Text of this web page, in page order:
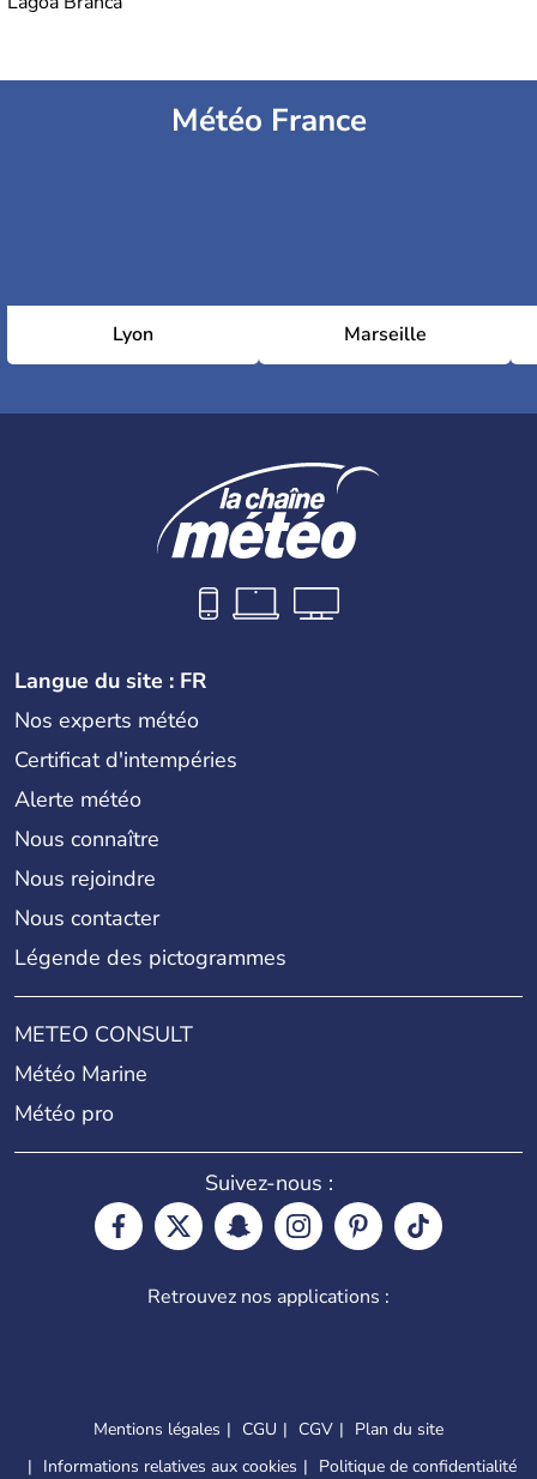
Météo France
Lyon Marseille
Langue du site : FR
Nos experts météo
Certificat d'intempéries
Alerte météo
Nous connaître
Nous rejoindre
Nous contacter
Légende des pictogrammes
METEO CONSULT
Météo Marine
Météo pro
Suivez-nous :
Retrouvez nos applications :
Mentions légales CGU CGV
Plan du site
Informations relatives aux cookies
Politique de confidentialité